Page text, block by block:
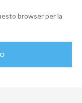
browser per la